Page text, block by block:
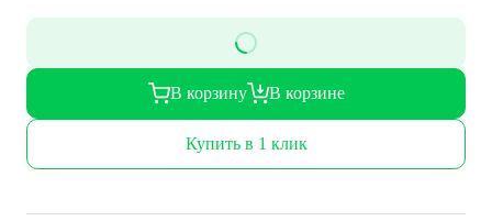
В корзину В корзине
Купить в 1 клик